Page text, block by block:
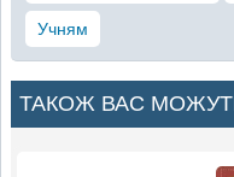
Учням
ТАКОЖ ВАС